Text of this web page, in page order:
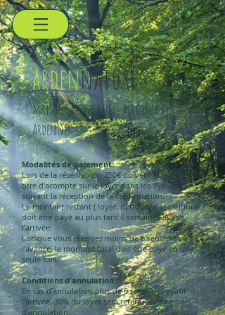
maisons de vacances au coeur des
Ardennes
ardennature
Modalités de paiement:
Lors de la réservation, 250€ doivent être versés à
titre d'acompte sur le loyer dans les 7 jours
suivant la réception de la confirmation.
Le montant restant ( loyer, nettoyage et caution)
doit être payé au plus tard 6 semaines avant
l'arrivée.
Lorsque vous réservez moins de 6 semaines à
l'avance, le montant total doit être payé en une
seule fois.
Conditions d'annulation :
En cas d'annulation plus de 6 semaines avant
l'arrivée, 30% du loyer sera retenu comme frais
d'annulation.